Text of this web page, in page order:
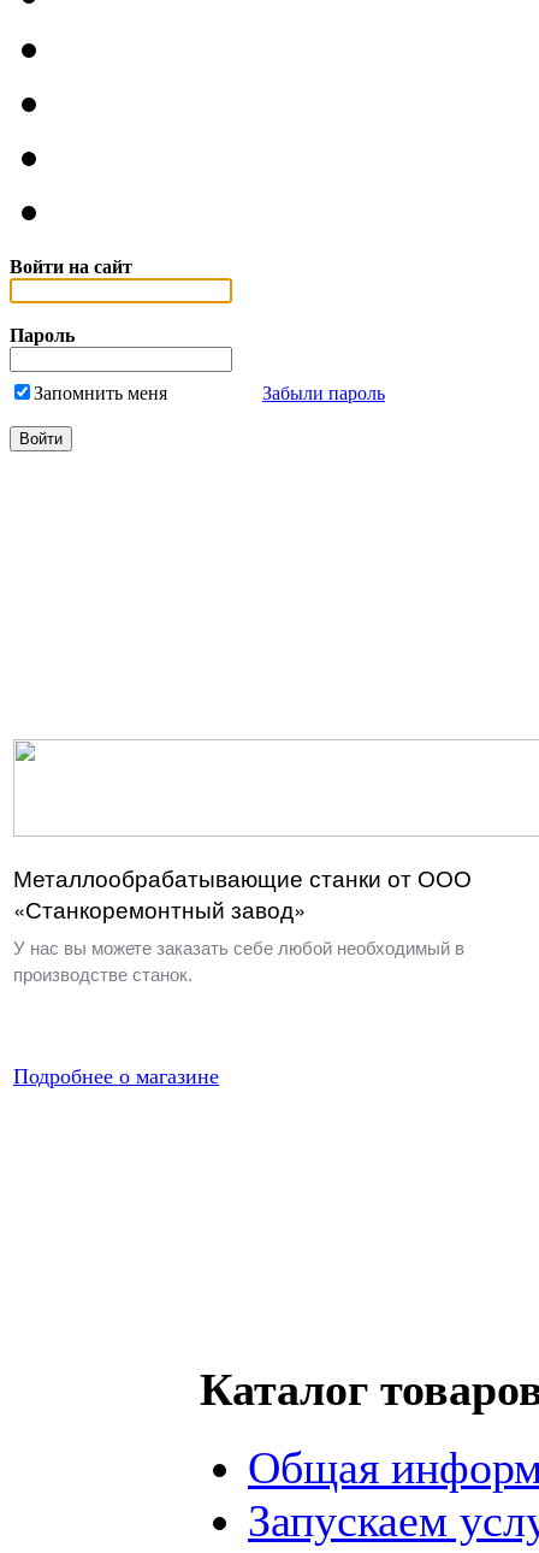
Войти на сайт
Пароль
Запомнить меня Забыли пароль
Металлообрабатывающие станки от ООО
«Станкоремонтный завод»
У нас вы можете заказать себе любой необходимый в
производстве станок.
Подробнее о магазине
Каталог
Общая
Запускаем